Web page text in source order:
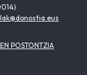
POSTONTZIA